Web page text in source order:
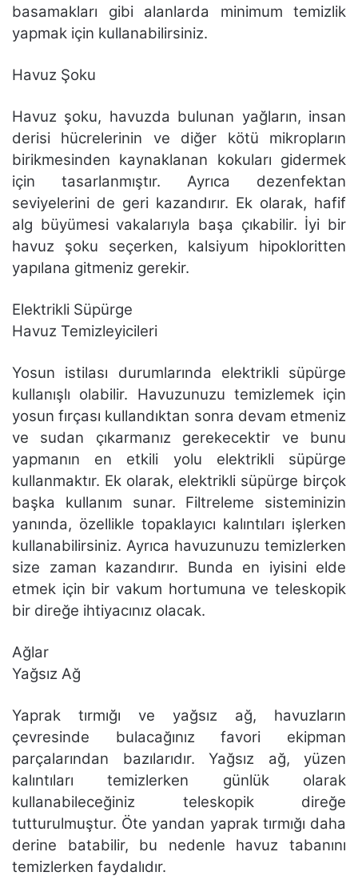
basamakları gibi alanlarda minimum temizlik
yapmak için kullanabilirsiniz.
Havuz Şoku
Havuz şoku, havuzda bulunan yağların, insan
derisi hücrelerinin ve diğer kötü mikropların
birikmesinden kaynaklanan kokuları gidermek
için tasarlanmıştır. Ayrıca dezenfektan
seviyelerini de geri kazandırır. Ek olarak, hafif
alg büyümesi vakalarıyla başa çıkabilir. İyi bir
havuz şoku seçerken, kalsiyum hipokloritten
yapılana gitmeniz gerekir.
Elektrikli Süpürge
Havuz Temizleyicileri
Yosun istilası durumlarında elektrikli süpürge
kullanışlı olabilir. Havuzunuzu temizlemek için
yosun fırçası kullandıktan sonra devam etmeniz
ve sudan çıkarmanız gerekecektir ve bunu
yapmanın en etkili yolu elektrikli süpürge
kullanmaktır. Ek olarak, elektrikli süpürge birçok
başka kullanım sunar. Filtreleme sisteminizin
yanında, özellikle topaklayıcı kalıntıları işlerken
kullanabilirsiniz. Ayrıca havuzunuzu temizlerken
size zaman kazandırır. Bunda en iyisini elde
etmek için bir vakum hortumuna ve teleskopik
bir direğe ihtiyacınız olacak.
Ağlar
Yağsız Ağ
Yaprak tırmığı ve yağsız ağ, havuzların
çevresinde bulacağınız favori ekipman
parçalarından bazılarıdır. Yağsız ağ, yüzen
kalıntıları temizlerken günlük olarak
kullanabileceğiniz teleskopik direğe
tutturulmuştur. Öte yandan yaprak tırmığı daha
derine batabilir, bu nedenle havuz tabanını
temizlerken faydalıdır.